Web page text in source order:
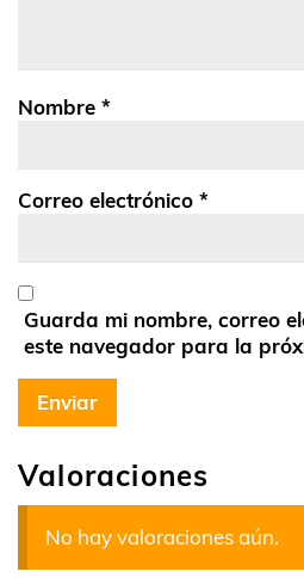
Valoraciones
No hay valoraciones aún.
Nombre *
Correo electrónico *
Guarda mi nombre, correo
este navegador para la